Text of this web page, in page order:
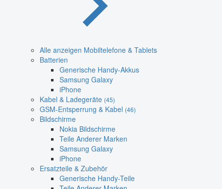
Alle anzeigen Mobiltelefone & Tablets
Batterien
Generische Handy-Akkus
Samsung Galaxy
iPhone
Kabel & Ladegeräte (45)
GSM-Entsperrung & Kabel (46)
Bildschirme
Nokia Bildschirme
Teile Anderer Marken
Samsung Galaxy
iPhone
Ersatzteile & Zubehör
Generische Handy-Teile